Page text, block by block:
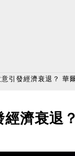
引發經濟衰退？ 華
經濟衰退